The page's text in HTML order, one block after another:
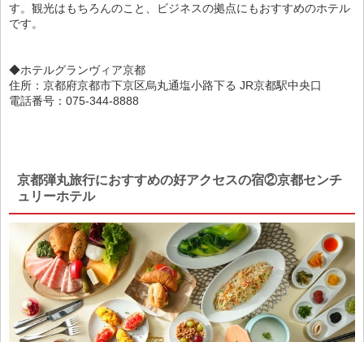
す。観光はもちろんのこと、ビジネスの拠点にもおすすめのホテル
です。
◆ホテルグランヴィア京都
住所：京都府京都市下京区烏丸通塩小路下る JR京都駅中央口
電話番号：075-344-8888
京都弾丸旅行におすすめの好アクセスの宿②京都センチ
ュリーホテル